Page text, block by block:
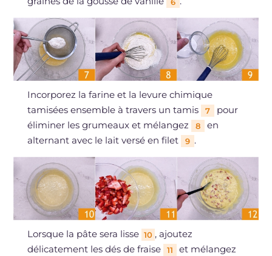
6
Incorporez la farine et la levure chimique
tamisées ensemble à travers un tamis
7
pour
éliminer les grumeaux et mélangez
8
en
alternant avec le lait versé en filet
9 .
Lorsque la pâte sera lisse 10 , ajoutez
délicatement les dés de fraise
11
et mélangez